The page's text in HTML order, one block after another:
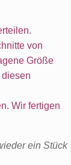
von
Größe
Wir fertigen
ein Stück